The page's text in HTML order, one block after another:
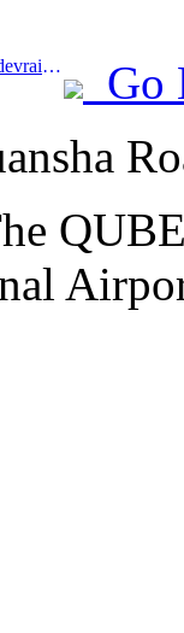
Prev:Plus de 18 millions de personnes devraient entrer et sortir du pays pendant les neuf jours de vacances du Nouvel An chinois.
Go